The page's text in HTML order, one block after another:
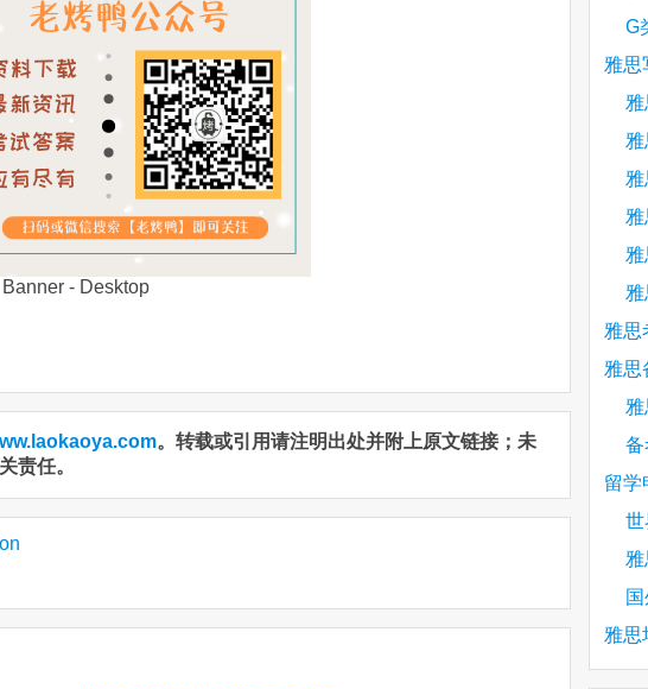
。转载或引用请注明出处并附上原文链接；未
责任。
G
雅思
雅思
雅思
备
留学
世
雅思